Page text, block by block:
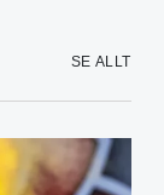
SE ALLT